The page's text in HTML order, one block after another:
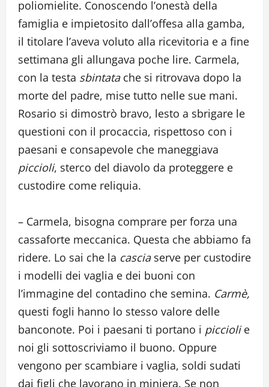
poliomielite. Conoscendo l’onestà della
famiglia e impietosito dall’offesa alla gamba,
il titolare l’aveva voluto alla ricevitoria e a fine
settimana gli allungava poche lire. Carmela,
con la testa sbintata che si ritrovava dopo la
morte del padre, mise tutto nelle sue mani.
Rosario si dimostrò bravo, lesto a sbrigare le
questioni con il procaccia, rispettoso con i
paesani e consapevole che maneggiava
piccioli, sterco del diavolo da proteggere e
custodire come reliquia.
– Carmela, bisogna comprare per forza una
cassaforte meccanica. Questa che abbiamo fa
ridere. Lo sai che la casciaserve per custodire
i modelli dei vaglia e dei buoni con
l’immagine del contadino che semina. Carmè,
questi fogli hanno lo stesso valore delle
banconote. Poi i paesani ti portano i picciolie
noi gli sottoscriviamo il buono. Oppure
vengono per scambiare i vaglia, soldi sudati
dai figli che lavorano in miniera. Se non